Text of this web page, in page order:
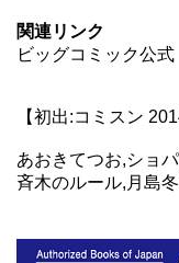
関連リンク
ビッグコミック公式
【初出:コミスン
あおきてつお,ショ
斉木のルール,月島